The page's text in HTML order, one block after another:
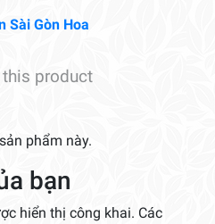
Sài Gòn Hoa
this product
phẩm này.
bạn
hiển thị công khai. Các